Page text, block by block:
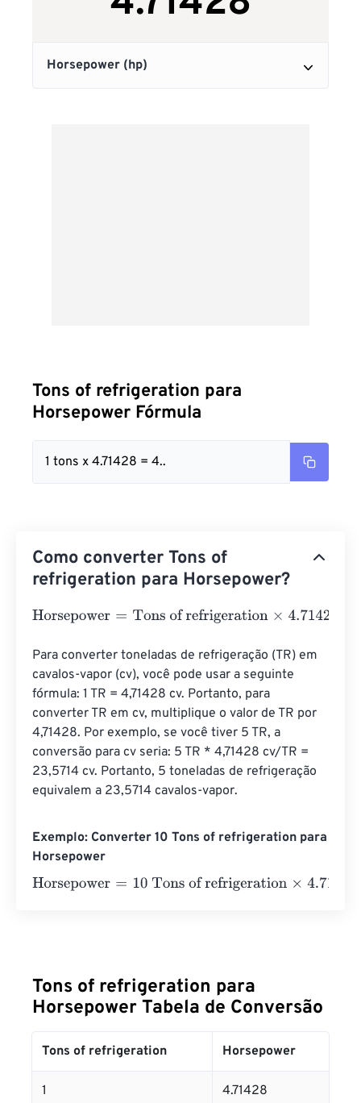
Tons of refrigeration para
Horsepower Fórmula
1 tons x 4.71428 = 4..
Como converter Tons of
refrigeration para Horsepower?
Horsepower= Tons of refrigeration×4.71428
Para converter toneladas de refrigeração (TR) em
cavalos-vapor (cv), você pode usar a seguinte
fórmula: 1 TR = 4,71428 cv. Portanto, para
converter TR em cv, multiplique o valor de TR por
4,71428. Por exemplo, se você tiver 5 TR, a
conversão para cv seria: 5 TR * 4,71428 cv/TR =
23,5714 cv. Portanto, 5 toneladas de refrigeração
equivalem a 23,5714 cavalos-vapor.
Exemplo: Converter 10 Tons of refrigeration para
Horsepower
Horsepower= 10 Tons of refrigeration×4.71428= 47.1428
Tons of refrigeration para
Horsepower Tabela de Conversão
Tons of refrigeration Horsepower
1 4.71428